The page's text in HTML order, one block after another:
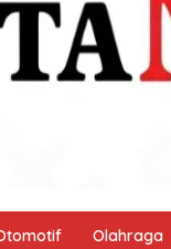
Olahraga